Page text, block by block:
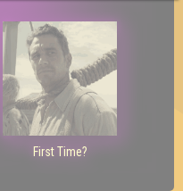
First Time?